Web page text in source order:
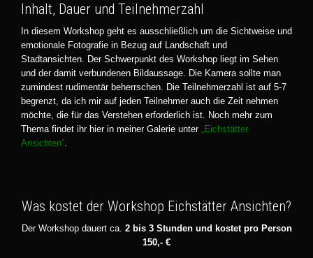
Inhalt, Dauer und Teilnehmerzahl
In diesem Workshop geht es ausschließlich um die Sichtweise und
emotionale Fotografie in Bezug auf Landschaft und
Stadtansichten. Der Schwerpunkt des Workshop liegt im Sehen
und der damit verbundenen Bildaussage. Die Kamera sollte man
zumindest rudimentär beherrschen. Die Teilnehmerzahl ist auf 5-7
begrenzt, da ich mir auf jeden Teilnehmer auch die Zeit nehmen
möchte, die für das Verstehen erforderlich ist. Noch mehr zum
Thema findet ihr hier in meiner Galerie unter „Eichstätter
Ansichten“
Was kostet der Workshop Eichstätter Ansichten?
Der Workshop dauert ca. 2 bis 3 Stunden und kostet pro Person
150,- €